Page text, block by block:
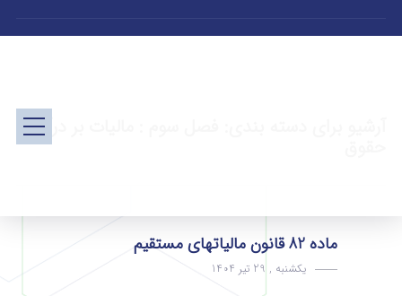
آرشیو برای دسته بندی: فصل سوم : مالیات بر درآمد
ماده 82 قانون مالیاتهای مستقیم
یکشنبه , 29 تیر 1404